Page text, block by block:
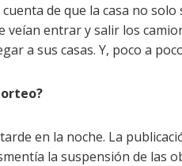
de que la casa no
veían entrar y salir los
a sus casas. Y, poco a
en la noche. La
la suspensión de las